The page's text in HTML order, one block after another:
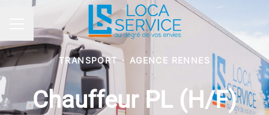
Menu carrière
TRANSPORT · AGENCE RENNES
Chauffeur PL (H/F)